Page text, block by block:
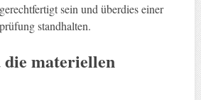
sein und überdies einer
standhalten.
materiellen